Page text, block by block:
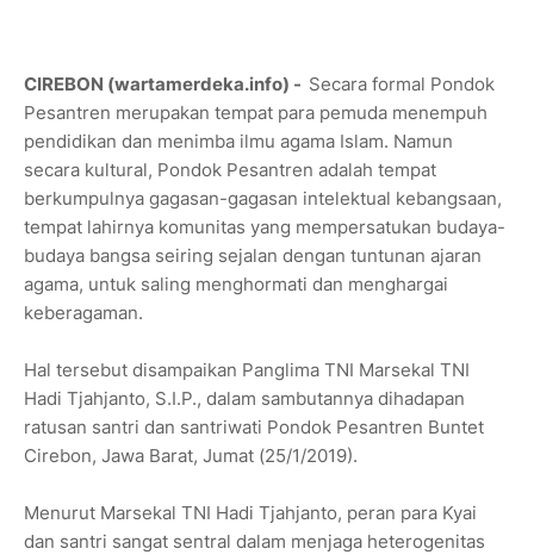
CIREBON (wartamerdeka.info) - Secara formal Pondok
Pesantren merupakan tempat para pemuda menempuh
pendidikan dan menimba ilmu agama Islam. Namun
secara kultural, Pondok Pesantren adalah tempat
berkumpulnya gagasan-gagasan intelektual kebangsaan,
tempat lahirnya komunitas yang mempersatukan budaya-
budaya bangsa seiring sejalan dengan tuntunan ajaran
agama, untuk saling menghormati dan menghargai
keberagaman.
Hal tersebut disampaikan Panglima TNI Marsekal TNI
Hadi Tjahjanto, S.I.P., dalam sambutannya dihadapan
ratusan santri dan santriwati Pondok Pesantren Buntet
Cirebon, Jawa Barat, Jumat (25/1/2019).
Menurut Marsekal TNI Hadi Tjahjanto, peran para Kyai
dan santri sangat sentral dalam menjaga heterogenitas